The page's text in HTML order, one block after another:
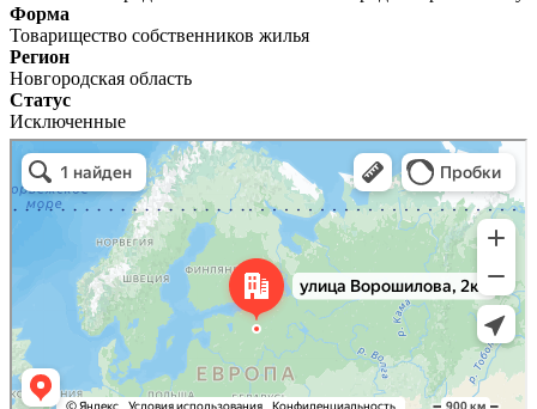
Форма
Товарищество собственников жилья
Регион
Новгородская область
Статус
Исключенные